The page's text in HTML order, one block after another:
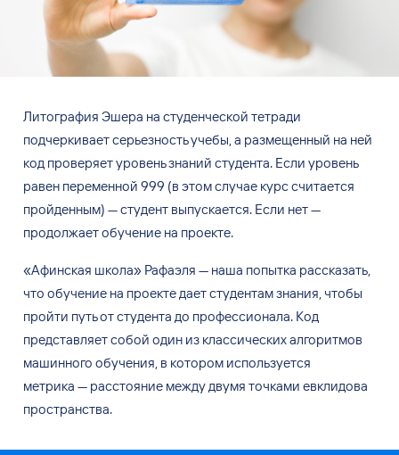
Литография Эшера на студенческой тетради
подчеркивает серьезность учебы, а размещенный на ней
код проверяет уровень знаний студента. Если уровень
равен переменной 999 (в этом случае курс считается
пройденным) — студент выпускается. Если нет —
продолжает обучение на проекте.
«Афинская школа» Рафаэля — наша попытка рассказать,
что обучение на проекте дает студентам знания, чтобы
пройти путь от студента до профессионала. Код
представляет собой один из классических алгоритмов
машинного обучения, в котором используется
метрика — расстояние между двумя точками евклидова
пространства.